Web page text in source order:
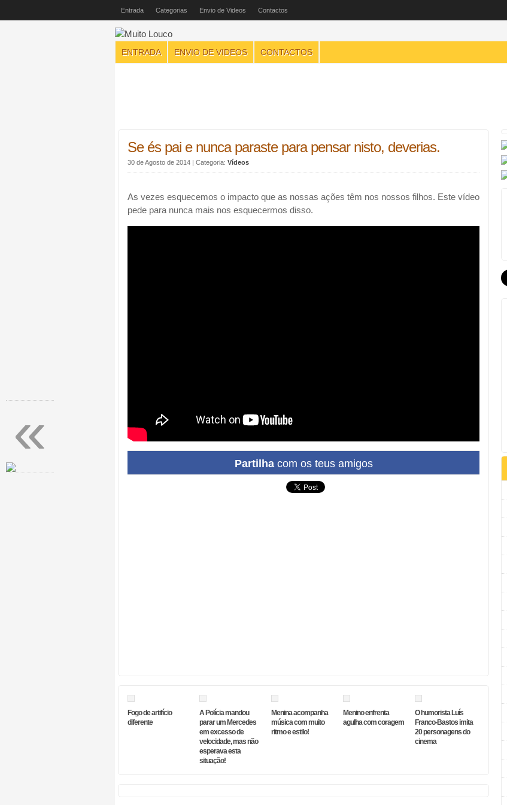
Entrada Categorias Envio de Videos Contactos
ENTRADA ENVIO DE VIDEOS CONTACTOS
Se és pai e nunca paraste para pensar nisto, deverias.
30 de Agosto de 2014 | Categoria: Vídeos
As vezes esquecemos o impacto que as nossas ações têm nos nossos filhos. Este vídeo
pede para nunca mais nos esquecermos disso.
Partilhacom os teus amigos
Fogo de artifício
diferente
A Polícia mandou
parar um Mercedes
em excesso de
velocidade, mas não
esperava esta
situação!
Menina acompanha
música com muito
ritmo e estilo!
Menino enfrenta
agulha com coragem
O humorista Luís
Franco-Bastos imita
20 personagens do
cinema
«